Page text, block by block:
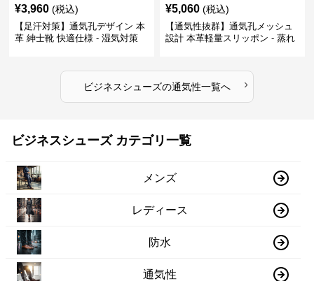
¥3,960 (税込)
【足汗対策】通気孔デザイン 本
革 紳士靴 快適仕様 - 湿気対策
¥5,060 (税込)
【通気性抜群】通気孔メッシュ
設計 本革軽量スリッポン - 蒸れ
ビジネスシューズの通気性一覧へ ›
ビジネスシューズ カテゴリ一覧
メンズ
レディース
防水
通気性